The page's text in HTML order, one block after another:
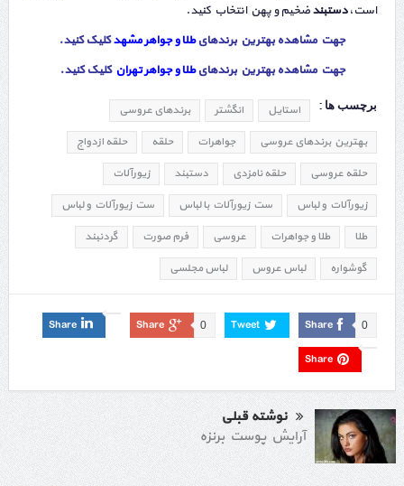
است،دستبندضخیم و پهن انتخاب کنید.
جهت مشاهده بهترین برندهایطلا و جواهر مشهدکلیک کنید.
جهت مشاهده بهترین برندهایطلا و جواهر تهران کلیک کنید.
برچسب ها : استایل انگشتر
برندهای عروسی
بهترین برندهای عروسی
جواهرات حلقه
حلقه ازدواج
حلقه عروسی
حلقه نامزدی دستبند
زیورآلات
زیورآلات و لباس
ست زیورآلات با لباس
ست زیورآلات و لباس
طلا
طلا و جواهرات عروسی فرم صورت
گردنبند
گوشواره
لباس عروس لباس مجلسی
Share 0
Tweet
Share 0
Share
Share
نوشته قبلی
آرایش پوست برنزه